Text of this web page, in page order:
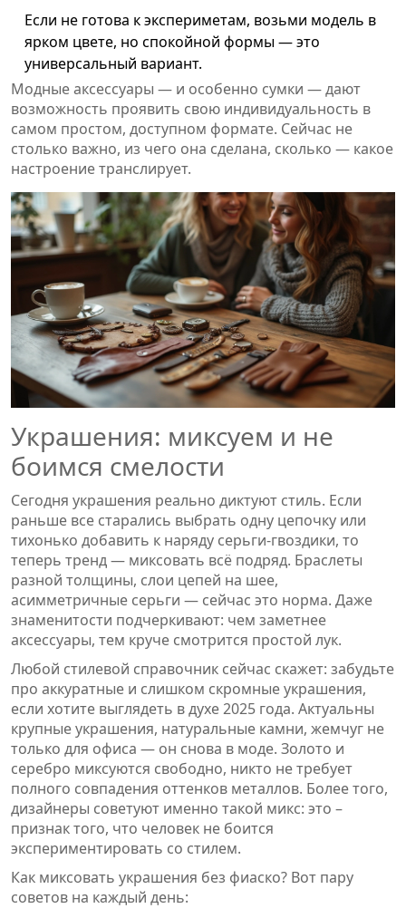
Если не готова к экспериметам, возьми модель в
ярком цвете, но спокойной формы — это
универсальный вариант.
Модные аксессуары — и особенно сумки — дают
возможность проявить свою индивидуальность в
самом простом, доступном формате. Сейчас не
столько важно, из чего она сделана, сколько — какое
настроение транслирует.
Украшения: миксуем и не
боимся смелости
Сегодня украшения реально диктуют стиль. Если
раньше все старались выбрать одну цепочку или
тихонько добавить к наряду серьги-гвоздики, то
теперь тренд — миксовать всё подряд. Браслеты
разной толщины, слои цепей на шее,
асимметричные серьги — сейчас это норма. Даже
знаменитости подчеркивают: чем заметнее
аксессуары, тем круче смотрится простой лук.
Любой стилевой справочник сейчас скажет: забудьте
про аккуратные и слишком скромные украшения,
если хотите выглядеть в духе 2025 года. Актуальны
крупные украшения, натуральные камни, жемчуг не
только для офиса — он снова в моде. Золото и
серебро миксуются свободно, никто не требует
полного совпадения оттенков металлов. Более того,
дизайнеры советуют именно такой микс: это –
признак того, что человек не боится
экспериментировать со стилем.
Как миксовать украшения без фиаско? Вот пару
советов на каждый день: